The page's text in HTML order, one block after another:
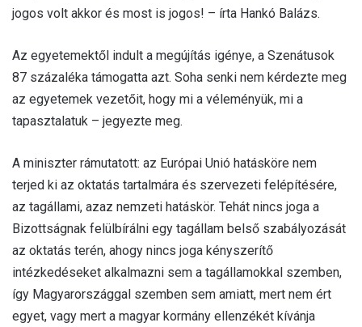
jogos volt akkor és most is jogos! – írta Hankó Balázs.
Az egyetemektől indult a megújítás igénye, a Szenátusok
87 százaléka támogatta azt. Soha senki nem kérdezte meg
az egyetemek vezetőit, hogy mi a véleményük, mi a
tapasztalatuk – jegyezte meg.
A miniszter rámutatott: az Európai Unió hatásköre nem
terjed ki az oktatás tartalmára és szervezeti felépítésére,
az tagállami, azaz nemzeti hatáskör. Tehát nincs joga a
Bizottságnak felülbírálni egy tagállam belső szabályozását
az oktatás terén, ahogy nincs joga kényszerítő
intézkedéseket alkalmazni sem a tagállamokkal szemben,
így Magyarországgal szemben sem amiatt, mert nem ért
egyet, vagy mert a magyar kormány ellenzékét kívánja